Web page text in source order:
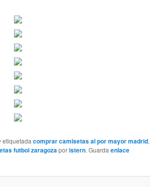
etiquetadacomprar camisetas al por mayor madrid,
futbol zaragozaporistern. Guardaenlace